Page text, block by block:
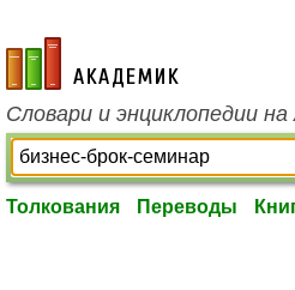
academic.ru
Словари и энциклопедии
Толкования Переводы